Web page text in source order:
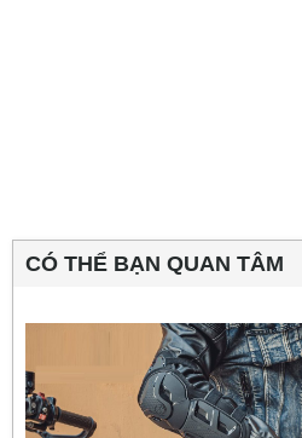
CÓ THỂ BẠN QUAN TÂM